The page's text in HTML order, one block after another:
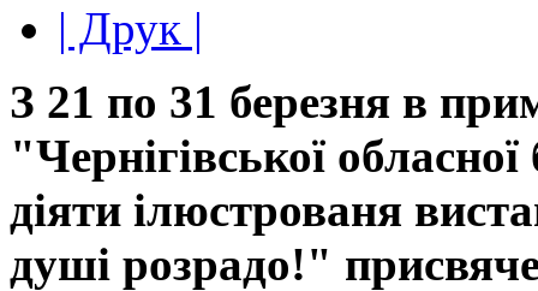
| Друк |
З 21 по 31 березня в
"Чернігівської
діяти ілюстрованя
душі розрадо!"